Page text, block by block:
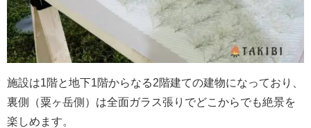
施設は1階と地下1階からなる2階建ての建物になっており、
裏側（粟ヶ岳側）は全面ガラス張りでどこからでも絶景を
楽しめます。